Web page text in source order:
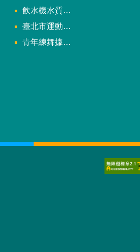
飲水機水質檢驗報告
臺北市運動中心預約系統
青年練舞據點地圖